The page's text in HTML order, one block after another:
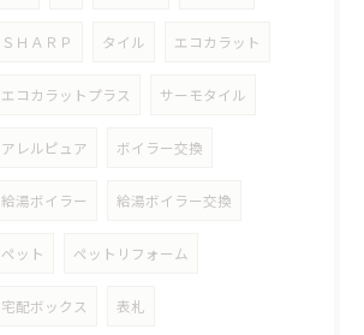
ＳＨＡＲＰ タイル エコカラット
エコカラットプラス サーモタイル
アレルピュア ボイラー交換
給湯ボイラー 給湯ボイラー交換
ペット ペットリフォーム
宅配ボックス 表札